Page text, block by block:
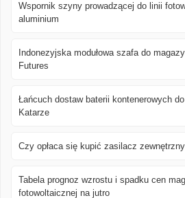
Wspornik szyny prowadzącej do linii
aluminium
Indonezyjska modułowa szafa do
Futures
Łańcuch dostaw baterii kontenerowych
Katarze
Czy opłaca się kupić zasilacz
Tabela prognoz wzrostu i spadku cen
fotowoltaicznej na jutro